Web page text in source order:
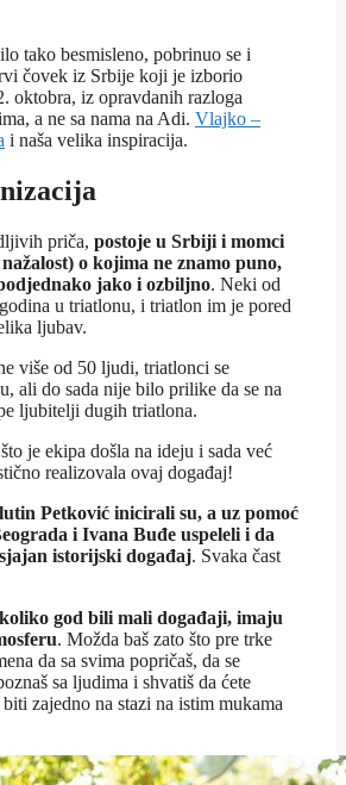
tako besmisleno, pobrinuo se i
čovek iz Srbije koji je izborio
oktobra, iz opravdanih razloga
a ne sa nama na Adi. Vlajko –
i naša velika inspiracija.
priča, postoje u Srbiji i momci
o kojima ne znamo puno,
jako i ozbiljno. Neki od
u triatlonu, i triatlon im je pored
ljubav.
više od 50 ljudi, triatlonci se
ali do sada nije bilo prilike da se na
ljubitelji dugih triatlona.
je ekipa došla na ideju i sada već
realizovala ovaj događaj!
Petković inicirali su, a uz pomoć
i Ivana Buđe uspeleli i da
istorijski događaj. Svaka čast
god bili mali događaji, imaju
. Možda baš zato što pre trke
da sa svima popričaš, da se
sa ljudima i shvatiš da ćete
zajedno na stazi na istim mukama